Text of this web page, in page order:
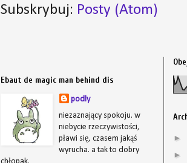
Subskrybuj: Posty (Atom)
Ebaut de magic man behind dis
podly
niezaznający spokoju. w
niebycie rzeczywistości,
pławi się, czasem jakąś
wyrucha. a tak to dobry
►
►